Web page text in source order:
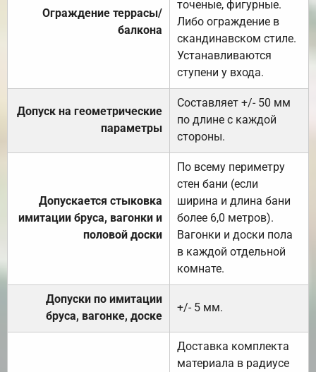
Ограждение террасы/
балкона
точеные, фигурные.
Либо ограждение в
скандинавском стиле.
Устанавливаются
ступени у входа.
Допуск на геометрические
параметры
Составляет +/- 50 мм
по длине с каждой
стороны.
Допускается стыковка
имитации бруса, вагонки и
половой доски
По всему периметру
стен бани (если
ширина и длина бани
более 6,0 метров).
Вагонки и доски пола
в каждой отдельной
комнате.
Допуски по имитации
бруса, вагонке, доске
+/- 5 мм.
Доставка комплекта
материала в радиусе